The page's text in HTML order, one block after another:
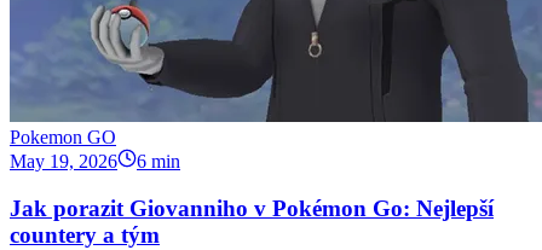
Pokemon GO
May 19, 2026
6 min
Jak porazit Giovanniho v Pokémon Go: Nejlepší
countery a tým